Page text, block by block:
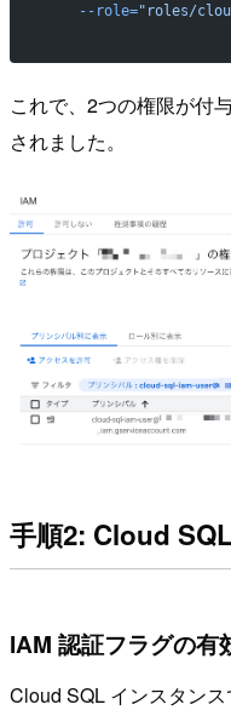
    --role=
"roles/
これで、2つの権限が付
されました。
手順2: Cloud
IAM 認証フラグの有
Cloud SQL インスタンス